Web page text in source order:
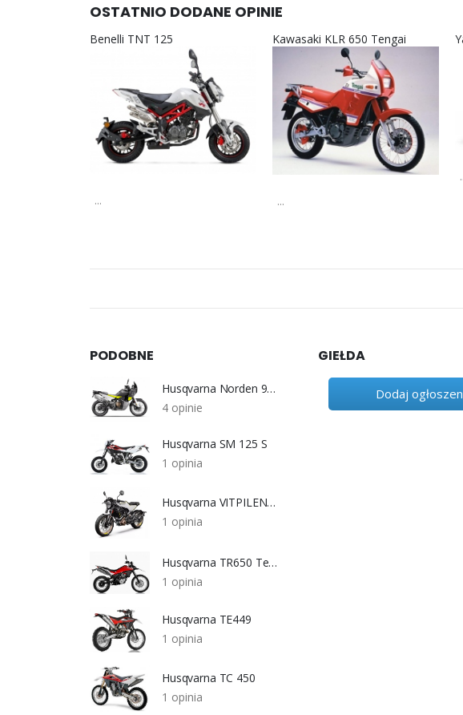
OSTATNIO DODANE OPINIE
Benelli TNT 125
...
Kawasaki KLR 650 Tengai
...
PODOBNE
Husqvarna Norden 901
4 opinie
Husqvarna SM 125 S
1 opinia
Husqvarna VITPILEN 401
1 opinia
Husqvarna TR650 Terra
1 opinia
Husqvarna TE449
1 opinia
Husqvarna TC 450
1 opinia
GIEŁDA
Dodaj